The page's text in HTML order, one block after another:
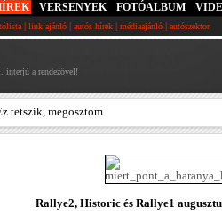
VERSENYEK FOTÓALBUM
| link ajánló | autós hírek | médiaajánló | autószektor
interjú a rendezővel!
tetszik, megosztom
Rallye2, Historic és Rallye1